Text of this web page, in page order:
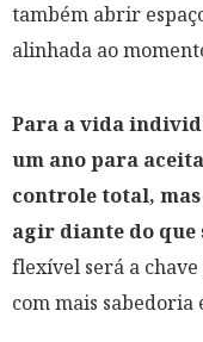
também abrir
alinhada ao
Para a vida
um ano para
controle total, mas
agir diante do que
flexível será a
com mais sabedoria